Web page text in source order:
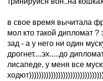
в свое время вычитала
мол кто такой дипломат ?
зад - а у него ни один
дрогнет....эх.....до
лисапеде, у меня все